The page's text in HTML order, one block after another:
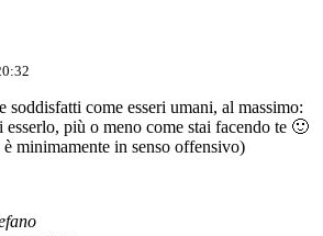
soddisfatti come esseri umani, al massimo:
più o meno come stai facendo te 🙂
minimamente in senso offensivo)